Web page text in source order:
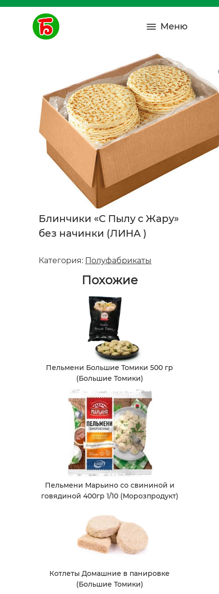
Меню
Блинчики «С Пылу с Жару»
без начинки (ЛИНА )
Категория: Полуфабрикаты
Похожие
Пельмени Большие Томики 500 гр
(Большие Томики)
Пельмени Марьино со свининой и
говядиной 400гр 1/10 (Морозпродукт)
Котлеты Домашние в панировке
(Большие Томики)